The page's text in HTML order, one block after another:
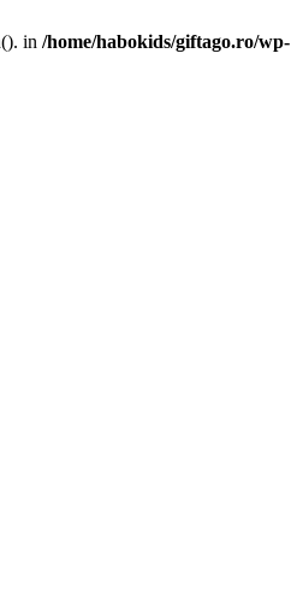
in /home/habokids/giftago.ro/wp-